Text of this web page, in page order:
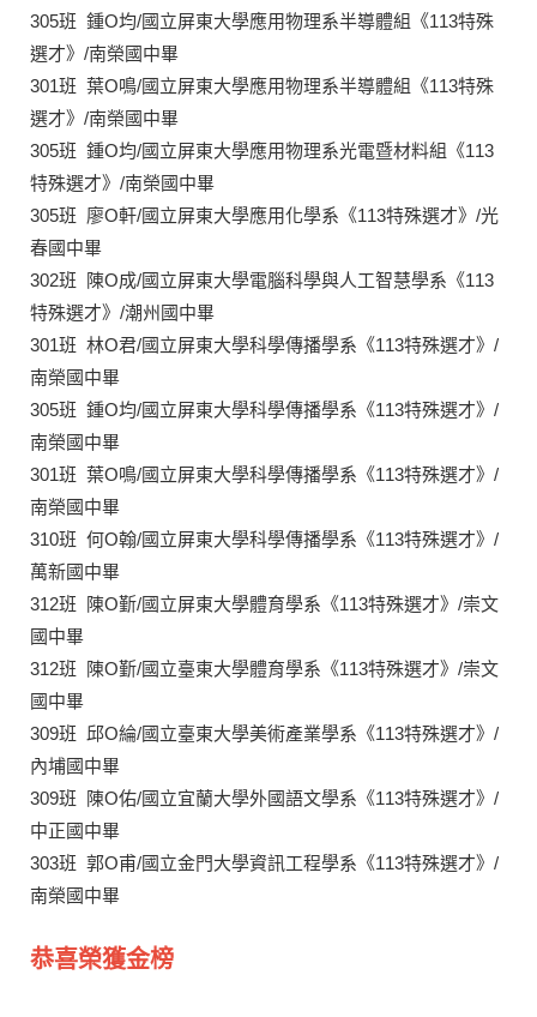
305班 鍾O均/國立屏東大學應用物理系半導體組《113特殊
選才》/南榮國中畢
301班 葉O鳴/國立屏東大學應用物理系半導體組《113特殊
選才》/南榮國中畢
305班 鍾O均/國立屏東大學應用物理系光電暨材料組《113
特殊選才》/南榮國中畢
305班 廖O軒/國立屏東大學應用化學系《113特殊選才》/光
春國中畢
302班 陳O成/國立屏東大學電腦科學與人工智慧學系《113
特殊選才》/潮州國中畢
301班 林O君/國立屏東大學科學傳播學系《113特殊選才》/
南榮國中畢
305班 鍾O均/國立屏東大學科學傳播學系《113特殊選才》/
南榮國中畢
301班 葉O鳴/國立屏東大學科學傳播學系《113特殊選才》/
南榮國中畢
310班 何O翰/國立屏東大學科學傳播學系《113特殊選才》/
萬新國中畢
312班 陳O斳/國立屏東大學體育學系《113特殊選才》/崇文
國中畢
312班 陳O斳/國立臺東大學體育學系《113特殊選才》/崇文
國中畢
309班 邱O綸/國立臺東大學美術產業學系《113特殊選才》/
內埔國中畢
309班 陳O佑/國立宜蘭大學外國語文學系《113特殊選才》/
中正國中畢
303班 郭O甫/國立金門大學資訊工程學系《113特殊選才》/
南榮國中畢
恭喜榮獲金榜